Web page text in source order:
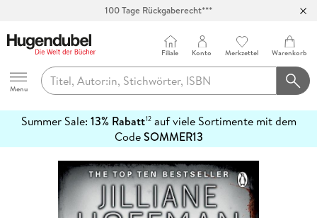
100 Tage Rückgaberecht***
Hugendubel
Menu
Filiale Konto Merkzettel Warenkorb
Summer Sale: 13% Rabatt12auf viele Sortimente mit dem
CodeSOMMER13
erfahren